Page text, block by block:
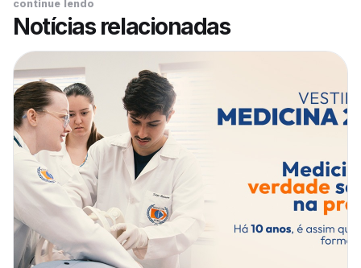
continue lendo
Notícias relacionadas